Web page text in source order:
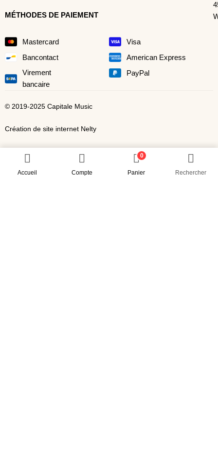
MÉTHODES DE PAIEMENT
Mastercard
Bancontact
Virement
bancaire
Visa
American Express
PayPal
© 2019-2025 Capitale Music
Création de site internet Nelty
Accueil Compte
0
Panier Rechercher